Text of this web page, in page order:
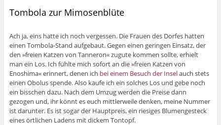
Tombola zur Mimosenblüte
Ach ja, eins hatte ich noch vergessen. Die Frauen des Dorfes hatten
einen Tombola-Stand aufgebaut. Gegen einen geringen Einsatz, der
den »freien Katzen von Tanneron« zugute kommen sollte, erhielt
man ein Los. Ich fühlte mich sofort an die »freien Katzen von
Enoshima« erinnert, denen ich bei einem Besuch der Inselauch stets
einen Obolus spende. Also kaufe ich ein solches Los und gebe noch
ein bisschen dazu. Nach dem Umzug werden die Preise dann
gezogen und, ihr könnt es euch mittlerweile denken, meine Nummer
ist darunter. Es ist sogar der Hauptpreis, ein riesiges Blumengesteck
eines örtlichen Ladens mit dickem Tontopf.